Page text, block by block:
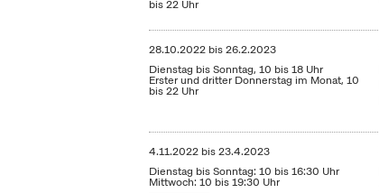
bis 22 Uhr
28.10.2022 bis26.2.2023
Dienstag bis Sonntag, 10 bis 18 Uhr
Erster und dritter Donnerstag im Monat, 10
bis 22 Uhr
4.11.2022 bis23.4.2023
Dienstag bis Sonntag: 10 bis 16:30 Uhr
Mittwoch: 10 bis 19:30 Uhr